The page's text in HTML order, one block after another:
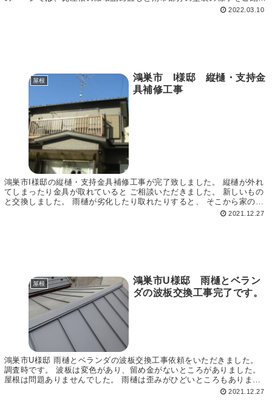
2022.03.10
屋根
鴻巣市 I様邸 縦樋・支持金
具補修工事
鴻巣市I様邸の縦樋・支持金具補修工事が完了致しました。 縦樋が外れ
てしまったり金具が取れていると ご相談いただきました。 新しいもの
と交換しました。 雨樋が劣化したり取れたりすると、 そこから家の劣
2021.12.27
屋根
鴻巣市U様邸 雨樋とベラン
ダの波板交換工事完了です。
鴻巣市U様邸 雨樋とベランダの波板交換工事依頼をいただきました。
調査時です。 波板は変色があり、留め金がないところがありました。
屋根は問題ありませんでした。 雨樋は歪みがひどいところもありまし
2021.12.27